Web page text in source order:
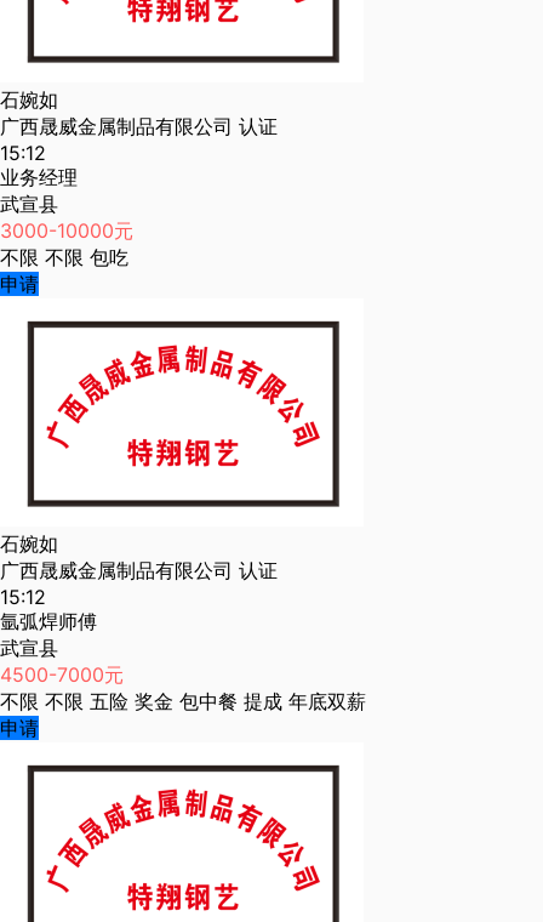
石婉如
广西晟威金属制品有限公司 认证
15:12
业务经理
武宣县
3000-10000元
不限 不限 包吃
申请
石婉如
广西晟威金属制品有限公司 认证
15:12
氩弧焊师傅
武宣县
4500-7000元
不限 不限 五险 奖金 包中餐 提成 年底双薪
申请